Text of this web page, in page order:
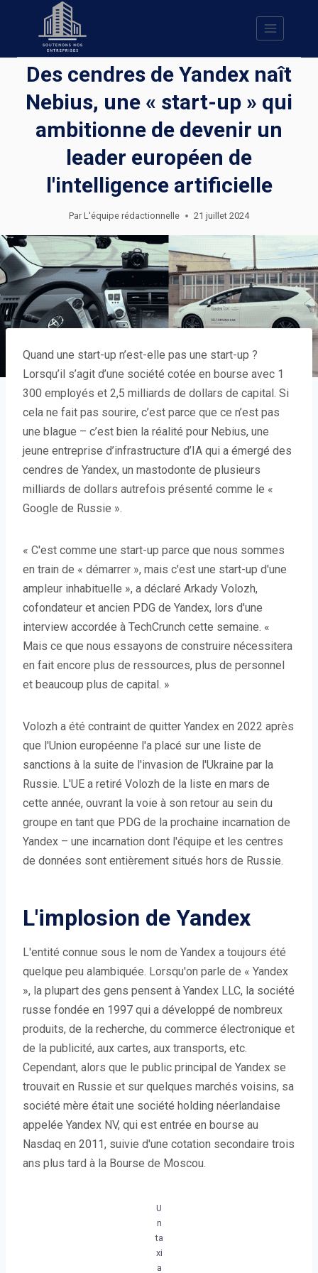
Des cendres de Yandex naît
Nebius, une « start-up » qui
ambitionne de devenir un
leader européen de
l'intelligence artificielle
Par L'équipe rédactionnelle 21 juillet 2024
Quand une start-up n’est-elle pas une start-up ?
Lorsqu’il s’agit d’une société cotée en bourse avec 1
300 employés et 2,5 milliards de dollars de capital. Si
cela ne fait pas sourire, c’est parce que ce n’est pas
une blague – c’est bien la réalité pour Nebius, une
jeune entreprise d’infrastructure d’IA qui a émergé des
cendres de Yandex, un mastodonte de plusieurs
milliards de dollars autrefois présenté comme le «
Google de Russie ».
« C'est comme une start-up parce que nous sommes
en train de « démarrer », mais c'est une start-up d'une
ampleur inhabituelle », a déclaré Arkady Volozh,
cofondateur et ancien PDG de Yandex, lors d'une
interview accordée à TechCrunch cette semaine. «
Mais ce que nous essayons de construire nécessitera
en fait encore plus de ressources, plus de personnel
et beaucoup plus de capital. »
Volozh a été contraint de quitter Yandex en 2022 après
que l'Union européenne l'a placé sur une liste de
sanctions à la suite de l'invasion de l'Ukraine par la
Russie. L'UE a retiré Volozh de la liste en mars de
cette année, ouvrant la voie à son retour au sein du
groupe en tant que PDG de la prochaine incarnation de
Yandex – une incarnation dont l'équipe et les centres
de données sont entièrement situés hors de Russie.
L'implosion de Yandex
L'entité connue sous le nom de Yandex a toujours été
quelque peu alambiquée. Lorsqu'on parle de « Yandex
», la plupart des gens pensent à Yandex LLC, la société
russe fondée en 1997 qui a développé de nombreux
produits, de la recherche, du commerce électronique et
de la publicité, aux cartes, aux transports, etc.
Cependant, alors que le public principal de Yandex se
trouvait en Russie et sur quelques marchés voisins, sa
société mère était une société holding néerlandaise
appelée Yandex NV, qui est entrée en bourse au
Nasdaq en 2011, suivie d'une cotation secondaire trois
ans plus tard à la Bourse de Moscou.
U
n
ta
xi
a